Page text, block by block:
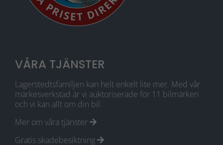
VÅRA TJÄNSTER
Lagerstedtsfamiljen kan helt enkelt lite mer. Med vår
märkesverkstad är vi auktoriserade för 11 bilmärken
och vi kan allt om din bil.
Mer om våra tjänster
Gratis skadebesiktning
och
uppbyggnad,